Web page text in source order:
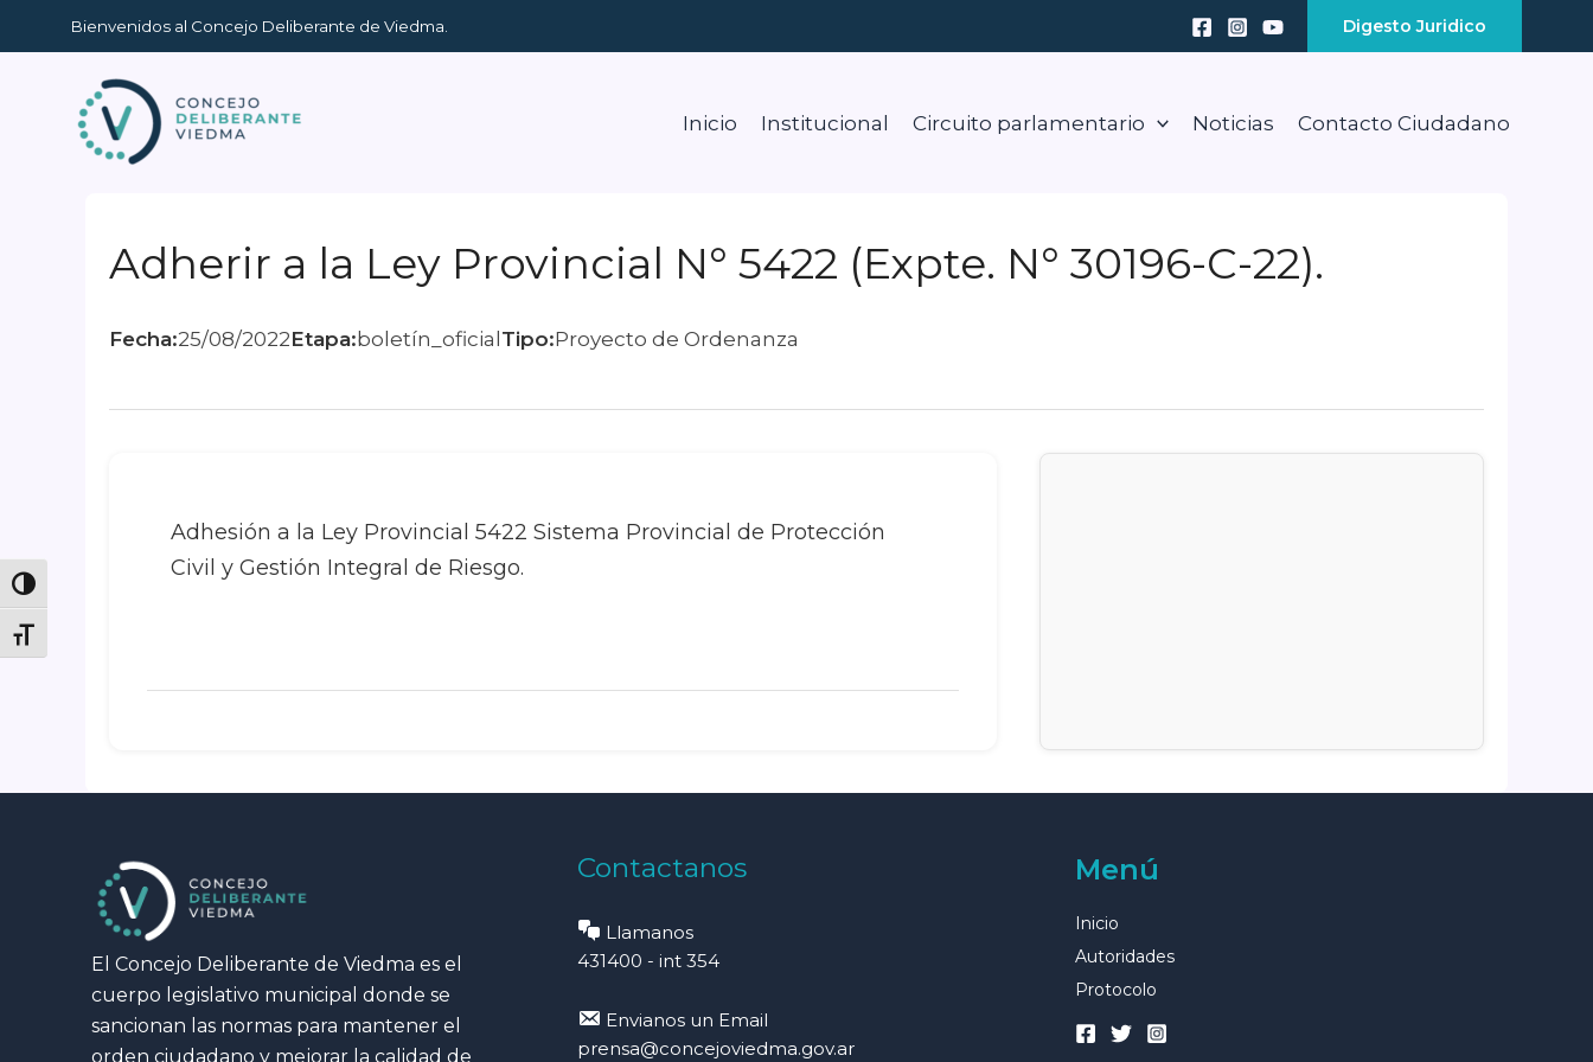
Toggle High Contrast
Toggle Font size
al
contenido
Bienvenidos al Concejo Deliberante de Viedma. Digesto Juridico
Inicio Institucional Circuito parlamentario Noticias Contacto Ciudadano
Adherir a la Ley Provincial N° 5422 (Expte. N° 30196-C-22).
Fecha:25/08/2022Etapa:boletín_oficialTipo:Proyecto de Ordenanza
Adhesión a la Ley Provincial 5422 Sistema Provincial de Protección
Civil y Gestión Integral de Riesgo.
El Concejo Deliberante de Viedma es el
cuerpo legislativo municipal donde se
sancionan las normas para mantener el
orden ciudadano y mejorar la calidad de
Contactanos
Llamanos
431400 - int 354
Envianos un Email
prensa@concejoviedma.gov.ar
Menú
Inicio
Autoridades
Protocolo